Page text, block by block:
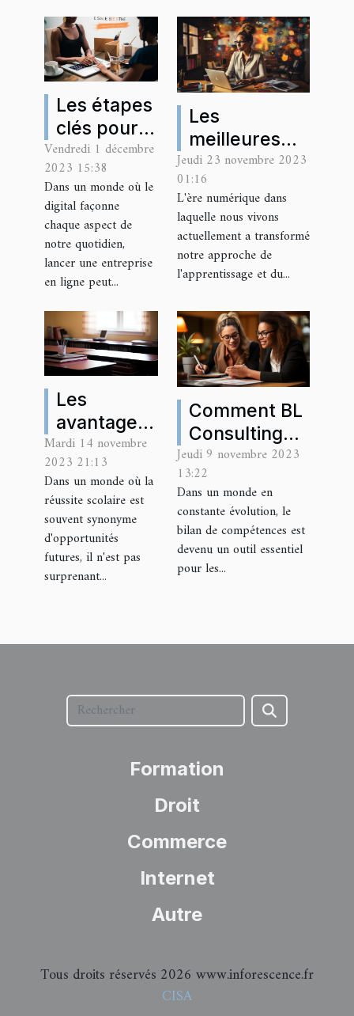
Les étapes
clés pour
créer une
entreprise
en ligne
réussie
Vendredi 1 décembre
2023 15:38
Dans un monde où le
digital façonne
chaque aspect de
notre quotidien,
lancer une entreprise
en ligne peut...
Les
meilleures
plateformes
de formation
en ligne pour
développer
ses
compétences
Jeudi 23 novembre 2023
01:16
L'ère numérique dans
laquelle nous vivons
actuellement a transformé
notre approche de
l'apprentissage et du...
Les
avantages
des cours
particuliers
pour la
réussite
scolaire
Mardi 14 novembre
2023 21:13
Dans un monde où la
réussite scolaire est
souvent synonyme
d'opportunités
futures, il n'est pas
surprenant...
Comment BL
Consulting
peut
optimiser
votre bilan de
compétences
avec Qualiopi
Jeudi 9 novembre 2023
13:22
Dans un monde en
constante évolution, le
bilan de compétences est
devenu un outil essentiel
pour les...
Formation
Droit
Commerce
Internet
Autre
Tous droits réservés 2026 www.inforescence.fr
CISA